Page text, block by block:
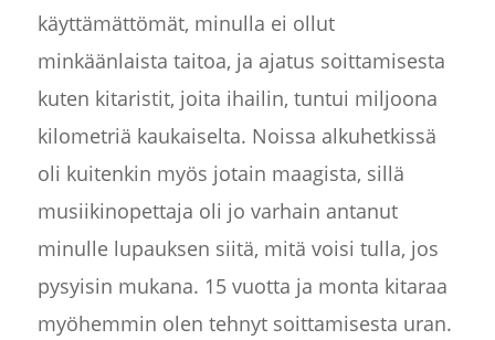
käyttämättömät, minulla ei ollut
minkäänlaista taitoa, ja ajatus soittamisesta
kuten kitaristit, joita ihailin, tuntui miljoona
kilometriä kaukaiselta. Noissa alkuhetkissä
oli kuitenkin myös jotain maagista, sillä
musiikinopettaja oli jo varhain antanut
minulle lupauksen siitä, mitä voisi tulla, jos
pysyisin mukana. 15 vuotta ja monta kitaraa
myöhemmin olen tehnyt soittamisesta uran.